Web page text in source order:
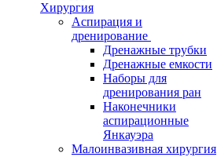
Хирургия
Аспирация и
дренирование
Дренажные трубки
Дренажные емкости
Наборы для
дренирования ран
Наконечники
аспирационные
Янкауэра
Малоинвазивная хирургия